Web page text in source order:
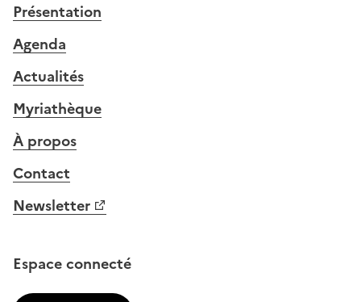
Présentation
Agenda
Actualités
Myriathèque
À propos
Contact
Newsletter
Espace connecté